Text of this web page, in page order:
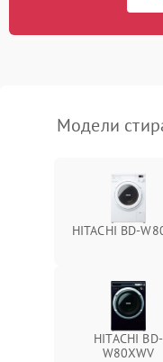
Модели
HITACHI BD-
HITACHI BD-
W80XWV